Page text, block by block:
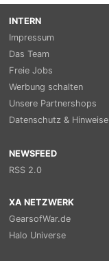
INTERN
Impressum
Das Team
Freie Jobs
Werbung schalten
Unsere Partnershops
Datenschutz & Hinweise
NEWSFEED
RSS 2.0
XA NETZWERK
GearsofWar.de
Halo Universe